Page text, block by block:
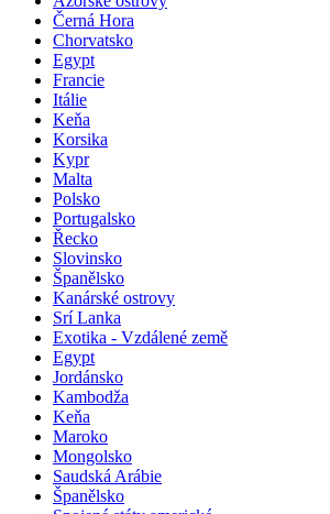
Černá Hora
Chorvatsko
Egypt
Francie
Itálie
Keňa
Korsika
Kypr
Malta
Polsko
Portugalsko
Řecko
Slovinsko
Španělsko
Kanárské ostrovy
Srí Lanka
Exotika - Vzdálené země
Egypt
Jordánsko
Kambodža
Keňa
Maroko
Mongolsko
Saudská Arábie
Španělsko